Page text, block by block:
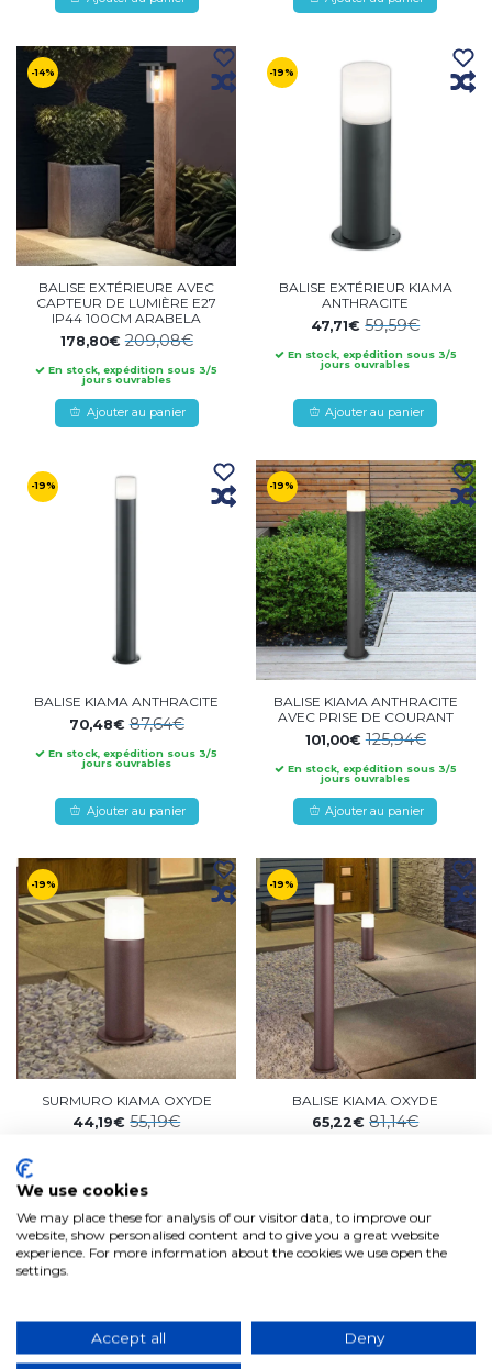
-14%
BALISE EXTÉRIEURE AVEC
CAPTEUR DE LUMIÈRE E27
IP44 100CM ARABELA
178,80€209,08€
En stock, expédition sous 3/5
jours ouvrables
Ajouter au panier
-19%
BALISE EXTÉRIEUR KIAMA
ANTHRACITE
47,71€59,59€
En stock, expédition sous 3/5
jours ouvrables
Ajouter au panier
-19%
BALISE KIAMA ANTHRACITE
70,48€87,64€
En stock, expédition sous 3/5
jours ouvrables
Ajouter au panier
-19%
BALISE KIAMA ANTHRACITE
AVEC PRISE DE COURANT
101,00€125,94€
En stock, expédition sous 3/5
jours ouvrables
Ajouter au panier
-19%
SURMURO KIAMA OXYDE
44,19€55,19€
Ajouter au panier
-19%
BALISE KIAMA OXYDE
65,22€81,14€
-17%
We use cookies
We may place these for analysis of our visitor data, to improve our
website, show personalised content and to give you a great website
experience. For more information about the cookies we use open the
settings.
Accept all Deny